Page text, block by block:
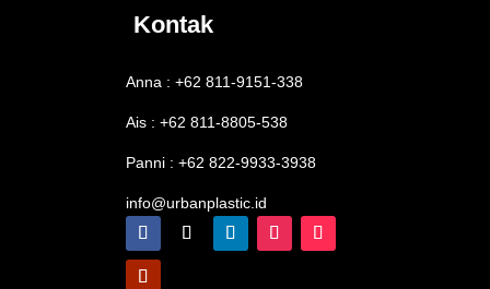
Kontak
Anna : +62 811-9151-338
Ais : +62 811-8805-538
Panni : +62 822-9933-3938
info@urbanplastic.id